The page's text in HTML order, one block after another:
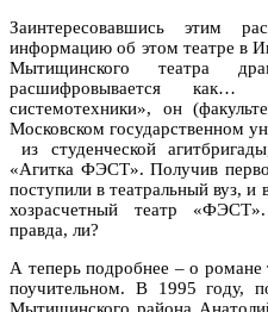
Заинтересовавшись этим
информацию об этом театре в
Мытищинского театра
расшифровывается как…
системотехники», он
Московском государственном
из студенческой
«Агитка ФЭСТ». Получив
поступили в театральный вуз, и
хозрасчетный театр
правда, ли?
А теперь подробнее – о
поучительном. В 1995 году,